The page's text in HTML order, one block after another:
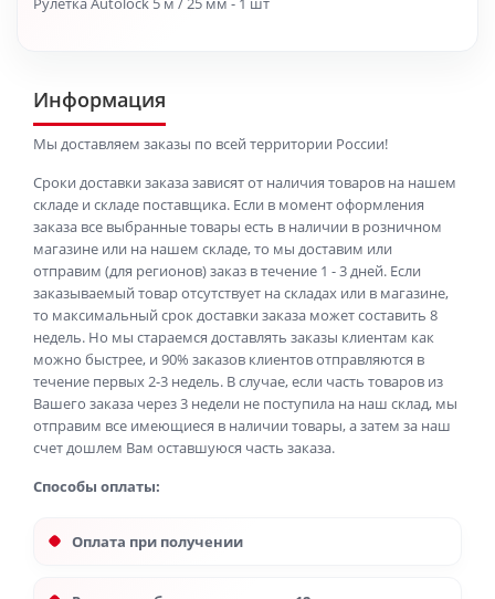
Информация
Мы доставляем заказы по всей территории России!
Сроки доставки заказа зависят от наличия товаров на нашем
складе и складе поставщика. Если в момент оформления
заказа все выбранные товары есть в наличии в розничном
магазине или на нашем складе, то мы доставим или
отправим (для регионов) заказ в течение 1 - 3 дней. Если
заказываемый товар отсутствует на складах или в магазине,
то максимальный срок доставки заказа может составить 8
недель. Но мы стараемся доставлять заказы клиентам как
можно быстрее, и 90% заказов клиентов отправляются в
течение первых 2-3 недель. В случае, если часть товаров из
Вашего заказа через 3 недели не поступила на наш склад, мы
отправим все имеющиеся в наличии товары, а затем за наш
счет дошлем Вам оставшуюся часть заказа.
Способы оплаты:
Оплата при получении